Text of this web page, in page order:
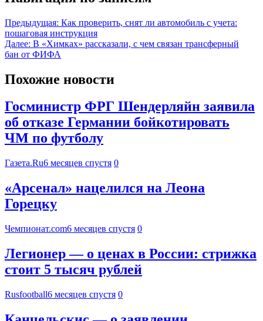
Предыдущая: Как проверить, снят ли автомобиль с учета:
пошаговая инструкция
Далее: В «Химках» рассказали, с чем связан трансферный
бан от ФИФА
Похожие новости
Госминистр ФРГ Шендерляйн заявила
об отказе Германии бойкотировать
ЧМ по футболу
Газета.Ru6 месяцев спустя 0
«Арсенал» нацелился на Леона
Горецку
Чемпионат.com6 месяцев спустя 0
Легионер — о ценах в России: стрижка
стоит 5 тысяч рублей
Rusfootball6 месяцев спустя 0